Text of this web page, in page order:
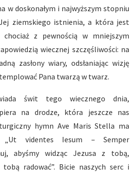
w doskonałym i najwyższym stopniu
ziemskiego istnienia, a która jest
z pewnością w mniejszym
wiecznej szczęśliwości: na
zasłony wiary, odsłaniając wizję
Pana twarzą w twarz.
świt tego wiecznego dnia,
na drodze, która jeszcze nas
hymn Ave Maris Stella ma
„Ut videntes Iesum – Semper
abyśmy widząc Jezusa z tobą,
radować”. Bicie naszych serc i